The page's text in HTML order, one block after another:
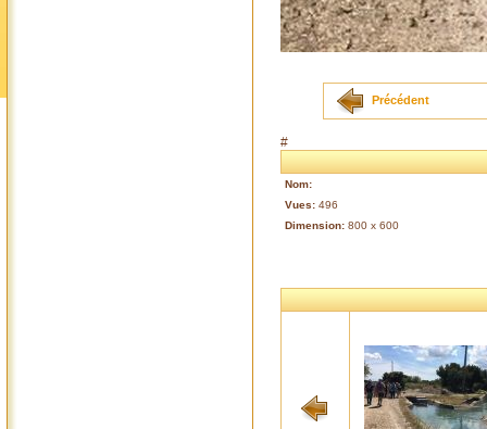
Précédent
#
Nom:
Vues: 496
Dimension: 800 x 600